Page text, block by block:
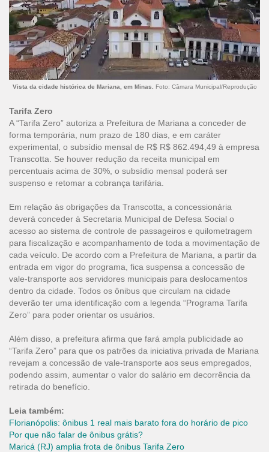
Vista da cidade histórica de Mariana, em Minas. Foto: Câmara Municipal/Reprodução
Tarifa Zero
A “Tarifa Zero” autoriza a Prefeitura de Mariana a conceder de
forma temporária, num prazo de 180 dias, e em caráter
experimental, o subsídio mensal de R$ R$ 862.494,49 à empresa
Transcotta. Se houver redução da receita municipal em
percentuais acima de 30%, o subsídio mensal poderá ser
suspenso e retomar a cobrança tarifária.
Em relação às obrigações da Transcotta, a concessionária
deverá conceder à Secretaria Municipal de Defesa Social o
acesso ao sistema de controle de passageiros e quilometragem
para fiscalização e acompanhamento de toda a movimentação de
cada veículo. De acordo com a Prefeitura de Mariana, a partir da
entrada em vigor do programa, fica suspensa a concessão de
vale-transporte aos servidores municipais para deslocamentos
dentro da cidade. Todos os ônibus que circulam na cidade
deverão ter uma identificação com a legenda “Programa Tarifa
Zero” para poder orientar os usuários.
Além disso, a prefeitura afirma que fará ampla publicidade ao
“Tarifa Zero” para que os patrões da iniciativa privada de Mariana
revejam a concessão de vale-transporte aos seus empregados,
podendo assim, aumentar o valor do salário em decorrência da
retirada do benefício.
Leia também:
Florianópolis: ônibus 1 real mais barato fora do horário de pico
Por que não falar de ônibus grátis?
Maricá (RJ) amplia frota de ônibus Tarifa Zero